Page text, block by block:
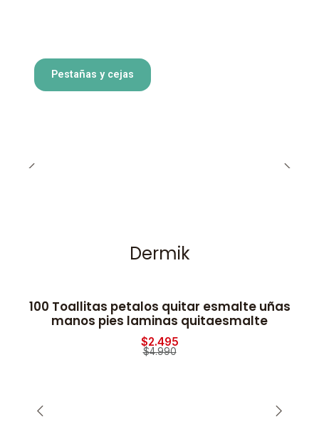
Pestañas y cejas
Dermik
-50% OFF
100 Toallitas petalos quitar esmalte uñas
manos pies laminas quitaesmalte
$2.495
$4.990